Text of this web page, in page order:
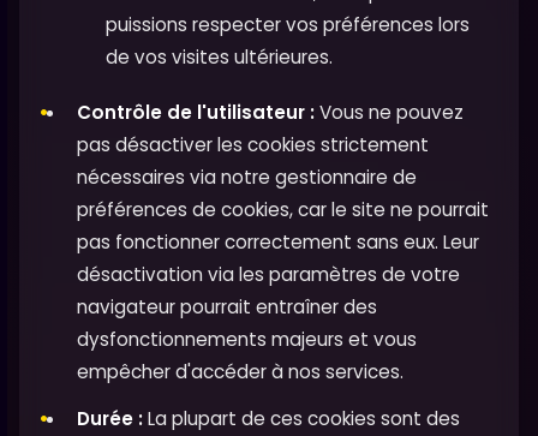
puissions respecter vos préférences lors
de vos visites ultérieures.
Contrôle de l'utilisateur :Vous ne pouvez
pas désactiver les cookies strictement
nécessaires via notre gestionnaire de
préférences de cookies, car le site ne pourrait
pas fonctionner correctement sans eux. Leur
désactivation via les paramètres de votre
navigateur pourrait entraîner des
dysfonctionnements majeurs et vous
empêcher d'accéder à nos services.
Durée :La plupart de ces cookies sont des